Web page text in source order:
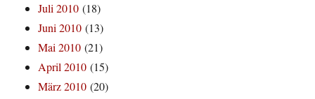
Juli 2010 (18)
Juni 2010 (13)
Mai 2010 (21)
April 2010 (15)
März 2010 (20)